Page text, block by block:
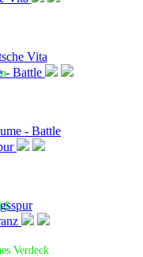
Verdeck
Vita
- Battle